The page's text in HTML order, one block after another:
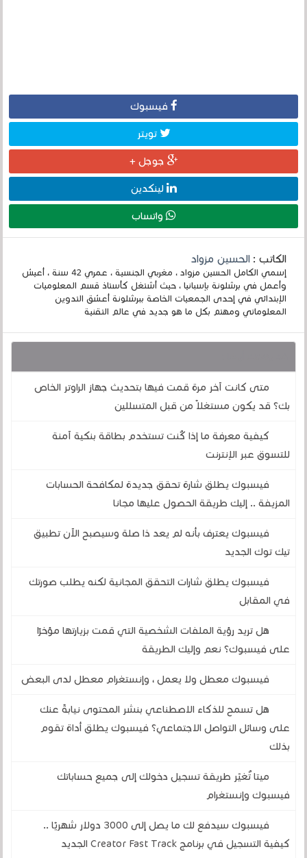
فيسبوك
تويتر
جوجل +
لينكدين
واتساب
الكاتب :الحسين مزواد
إسمي الكامل الحسين مزواد ، مغربي الجنسية ، عمري 42 سنة ، أعيش
وأعمل في برشلونة بإسبانيا ، حيث أشتغل كأستاذ قسم المعلوميات
الإبتدائي في إحدى الجمعيات الخاصة ببرشلونة أعشق التدوين
المعلوماتي ومهتم بكل ما هو جديد في عالم التقنية
متى كانت آخر مرة قمت فيها بتحديث جهاز الراوتر الخاص
بك؟ قد يكون مستغلاً من قبل المتسللين
كيفية معرفة ما إذا كُنت تستخدم بطاقة بنكية آمنة
للتسوق عبر الإنترنت
فيسبوك يطلق شارة تحقق جديدة لمكافحة الحسابات
المزيفة .. إليك طريقة الحصول عليها مجانا
فيسبوك يعترف بأنه لم يعد ذا صلة وسيصبح الآن تطبيق
تيك توك الجديد
فيسبوك يطلق شارات التحقق المجانية لكنه يطلب صورتك
في المقابل
هل تريد رؤية الملفات الشخصية التي قمت بزيارتها مؤخرًا
على فيسبوك؟ نعم وإليك الطريقة
فيسبوك معطل ولا يعمل ، وإنستغرام معطل لدى البعض
هل تسمح للذكاء الاصطناعي بنشر المحتوى نيابةً عنك
على وسائل التواصل الاجتماعي؟ فيسبوك يطلق أداة تقوم
بذلك
ميتا تُغيّر طريقة تسجيل دخولك إلى جميع حساباتك
فيسبوك وإنستغرام
فيسبوك سيدفع لك ما يصل إلى 3000 دولار شهريًا ..
كيفية التسجيل في برنامج Creator Fast Track الجديد